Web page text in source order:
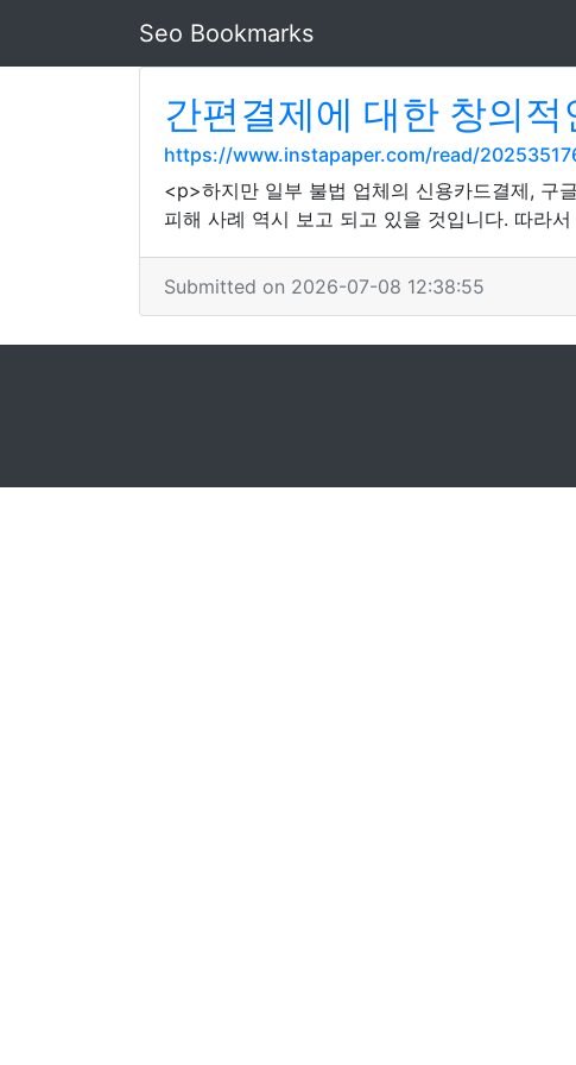
Seo Bookmarks
간편결제에 대한 창의적
https://www.instapaper.com/read/
<p>하지만 일부 불법 업체의 신용카드결제, 구
피해 사례 역시 보고 되고 있을 것입니다. 따라
Submitted on 2026-07-08 12:38:55